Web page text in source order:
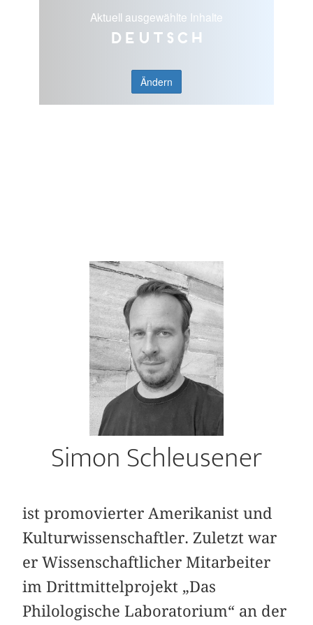
Aktuell ausgewählte Inhalte
Deutsch
Ändern
Simon Schleusener
ist promovierter Amerikanist und
Kulturwissenschaftler. Zuletzt war
er Wissenschaftlicher Mitarbeiter
im Drittmittelprojekt „Das
Philologische Laboratorium“ an der